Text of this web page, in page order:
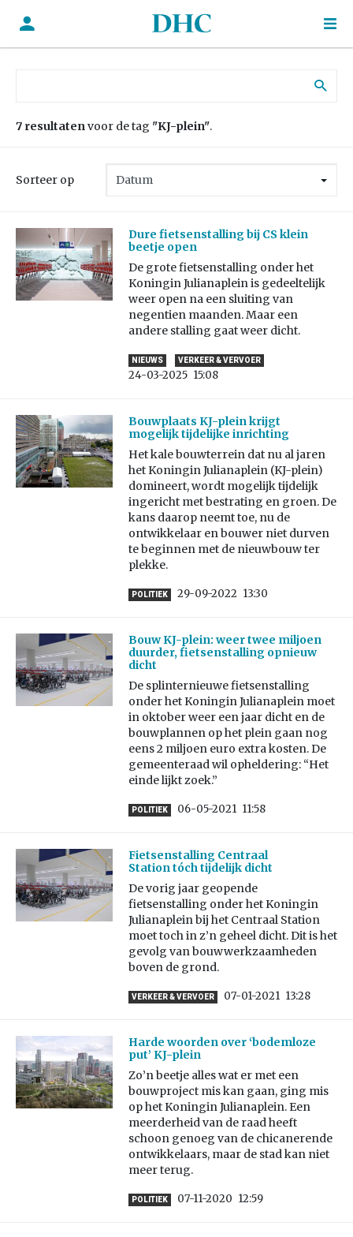
7 resultatenvoor de tag "KJ-plein".
Sorteer op
Dure fietsenstalling bij CS klein
beetje open
De grote fietsenstalling onder het
Koningin Julianaplein is gedeeltelijk
weer open na een sluiting van
negentien maanden. Maar een
andere stalling gaat weer dicht.
NIEUWS VERKEER & VERVOER
24-03-2025 15:08
Bouwplaats KJ-plein krijgt
mogelijk tijdelijke inrichting
Het kale bouwterrein dat nu al jaren
het Koningin Julianaplein (KJ-plein)
domineert, wordt mogelijk tijdelijk
ingericht met bestrating en groen. De
kans daarop neemt toe, nu de
ontwikkelaar en bouwer niet durven
te beginnen met de nieuwbouw ter
plekke.
POLITIEK 29-09-2022 13:30
Bouw KJ-plein: weer twee miljoen
duurder, fietsenstalling opnieuw
dicht
De splinternieuwe fietsenstalling
onder het Koningin Julianaplein moet
in oktober weer een jaar dicht en de
bouwplannen op het plein gaan nog
eens 2 miljoen euro extra kosten. De
gemeenteraad wil opheldering: “Het
einde lijkt zoek.”
POLITIEK 06-05-2021 11:58
Fietsenstalling Centraal
Station tóch tijdelijk dicht
De vorig jaar geopende
fietsenstalling onder het Koningin
Julianaplein bij het Centraal Station
moet toch in z’n geheel dicht. Dit is het
gevolg van bouwwerkzaamheden
boven de grond.
VERKEER & VERVOER 07-01-2021 13:28
Harde woorden over ‘bodemloze
put’ KJ-plein
Zo’n beetje alles wat er met een
bouwproject mis kan gaan, ging mis
op het Koningin Julianaplein. Een
meerderheid van de raad heeft
schoon genoeg van de chicanerende
ontwikkelaars, maar de stad kan niet
meer terug.
POLITIEK 07-11-2020 12:59